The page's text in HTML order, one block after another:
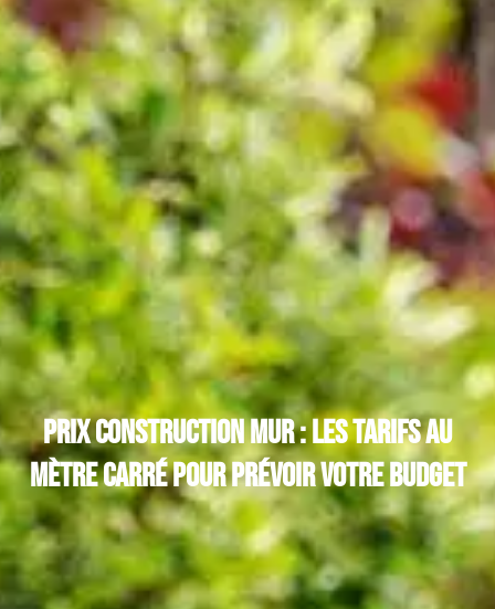
Prix construction mur : les tarifs au
mètre carré pour prévoir votre budget